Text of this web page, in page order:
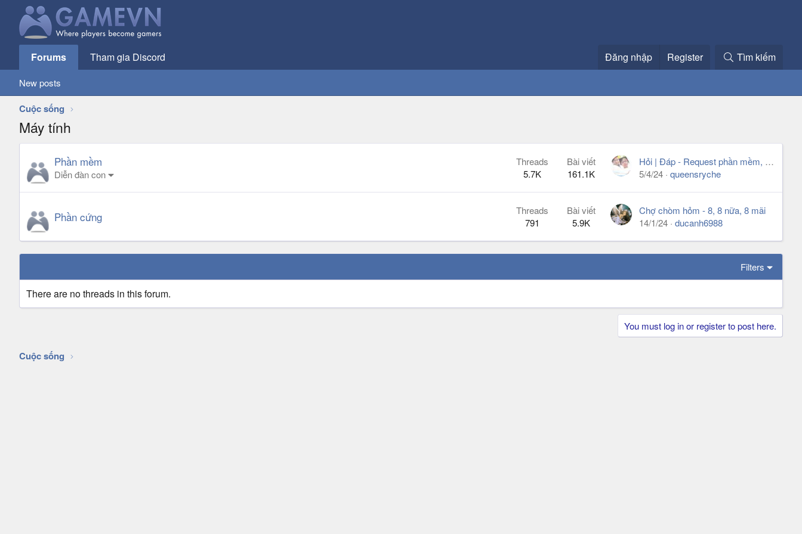
Forums Tham gia Discord Đăng nhập Register Tìm kiếm
New posts
Cuộc sống
Máy tính
Phần mềm
Diễn đàn con
Threads
5.7K
Bài viết
161.1K
Hỏi | Đáp - Request phần mềm, game, ứng dụng...
5/4/24 queensryche
Phần cứng
Threads
791
Bài viết
5.9K
Chợ chòm hỏm - 8, 8 nữa, 8 mãi
14/1/24 ducanh6988
Filters
There are no threads in this forum.
You must log in or register to post here.
Cuộc sống